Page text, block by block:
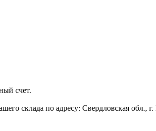
счет.
склада по адресу: Свердловская